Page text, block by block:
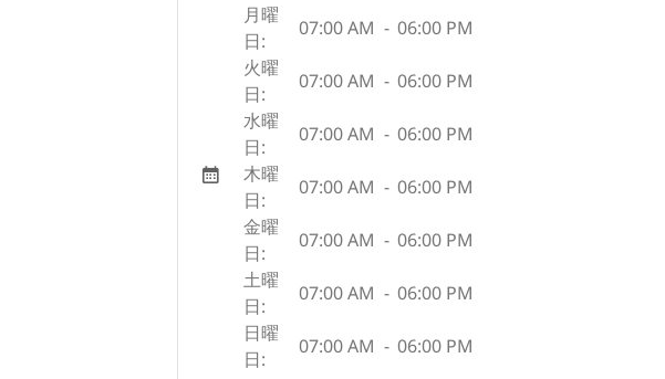
月曜
日:
07:00 AM - 06:00 PM
火曜
日:
07:00 AM - 06:00 PM
水曜
日:
07:00 AM - 06:00 PM
木曜
日:
07:00 AM - 06:00 PM
金曜
日:
07:00 AM - 06:00 PM
土曜
日:
07:00 AM - 06:00 PM
日曜
日:
07:00 AM - 06:00 PM